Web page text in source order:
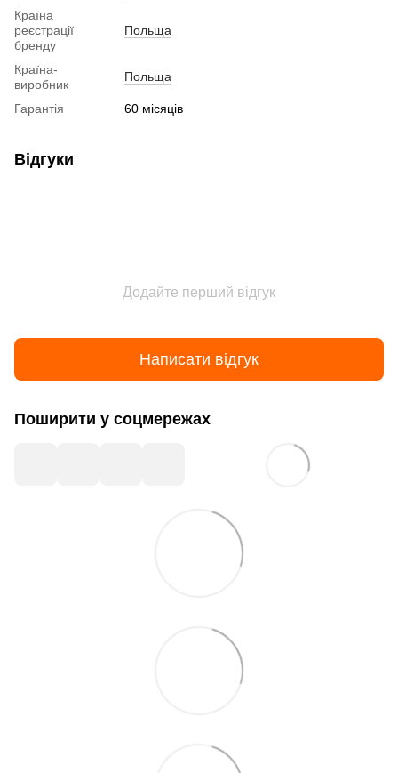
Країна
реєстрації
бренду
Польща
Країна-
виробник
Польща
Гарантія 60 місяців
Відгуки
Додайте перший відгук
Написати відгук
Поширити у соцмережах